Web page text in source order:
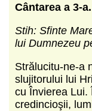
Cântarea a 3-a.
Stih: Sfinte
lui Dumnezeu
Strălucitu-ne-a
slujitorului lui
cu Învierea Lui.
credincioşii,